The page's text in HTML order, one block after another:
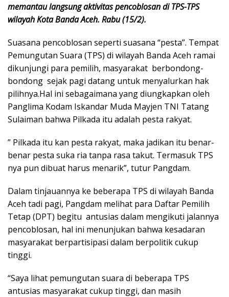
memantau langsung aktivitas pencoblosan di TPS-TPS
wilayah Kota Banda Aceh. Rabu (15/2).
Suasana pencoblosan seperti suasana “pesta”. Tempat
Pemungutan Suara (TPS) di wilayah Banda Aceh ramai
dikunjungi para pemilih, masyarakat berbondong-
bondong sejak pagi datang untuk menyalurkan hak
pilihnya.Hal ini sebagaimana yang diungkapkan oleh
Panglima Kodam Iskandar Muda Mayjen TNI Tatang
Sulaiman bahwa Pilkada itu adalah pesta rakyat.
” Pilkada itu kan pesta rakyat, maka jadikan itu benar-
benar pesta suka ria tanpa rasa takut. Termasuk TPS
nya pun dibuat harus menarik”, tutur Pangdam.
Dalam tinjauannya ke beberapa TPS di wilayah Banda
Aceh tadi pagi, Pangdam melihat para Daftar Pemilih
Tetap (DPT) begitu antusias dalam mengikuti jalannya
pencoblosan, hal ini menunjukan bahwa kesadaran
masyarakat berpartisipasi dalam berpolitik cukup
tinggi.
“Saya lihat pemungutan suara di beberapa TPS
antusias masyarakat cukup tinggi, dan masih